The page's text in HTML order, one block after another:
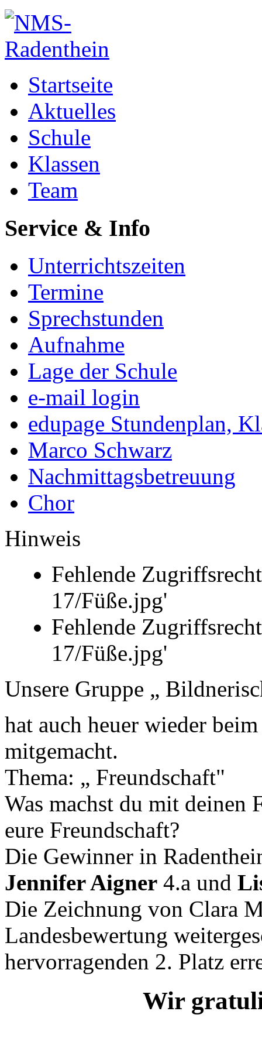
Startseite
Aktuelles
Schule
Klassen
Team
Service & Info
Unterrichtszeiten
Termine
Sprechstunden
Aufnahme
Lage der Schule
e-mail login
edupage Stundenplan,
Marco Schwarz
Nachmittagsbetreuung
Chor
Hinweis
Fehlende
17/Füße.jpg'
Fehlende
17/Füße.jpg'
Unsere Gruppe „
hat auch heuer wieder
mitgemacht.
Thema: „ Freundschaft"
Was machst du mit deinen
eure Freundschaft?
Die Gewinner in
Jennifer Aigner 4.a und
Die Zeichnung von Clara
Landesbewertung
hervorragenden 2. Platz
Wir